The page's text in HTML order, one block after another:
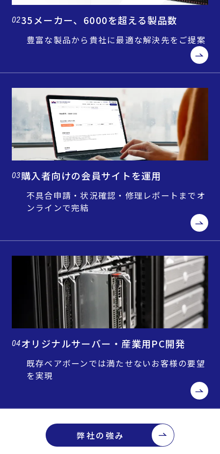
0235メーカー、6000を超える製品数
豊富な製品から貴社に最適な解決先をご提案
03購入者向けの会員サイトを運用
不具合申請・状況確認・修理レポートまでオ
ンラインで完結
04オリジナルサーバー・産業用PC開発
既存ベアボーンでは満たせないお客様の要望
を実現
弊社の強み